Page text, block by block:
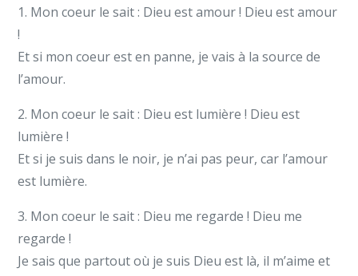
1. Mon coeur le sait : Dieu est amour ! Dieu est amour
!
Et si mon coeur est en panne, je vais à la source de
l’amour.
2. Mon coeur le sait : Dieu est lumière ! Dieu est
lumière !
Et si je suis dans le noir, je n’ai pas peur, car l’amour
est lumière.
3. Mon coeur le sait : Dieu me regarde ! Dieu me
regarde !
Je sais que partout où je suis Dieu est là, il m’aime et